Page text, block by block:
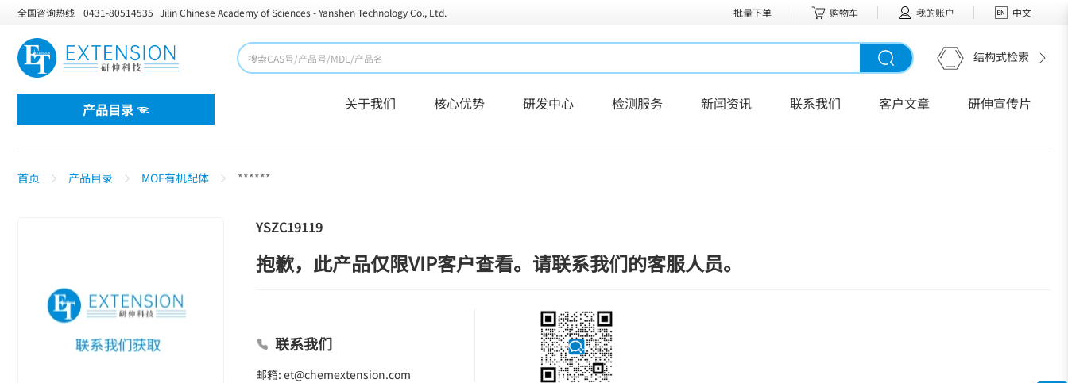
全国咨询热线 0431-80514535 Jilin Chinese Academy of Sciences - Yanshen Technology Co., Ltd. 批量下单 购物车 我的账户 中文
结构式检索
产品目录 ☜ 关于我们 核心优势 研发中心 检测服务 新闻资讯 联系我们 客户文章 研伸宣传片
首页 产品目录 MOF有机配体 ******
YSZC19119
抱歉，此产品仅限VIP客户查看。请联系我们的客服人员。
联系我们
邮箱: et@chemextension.com